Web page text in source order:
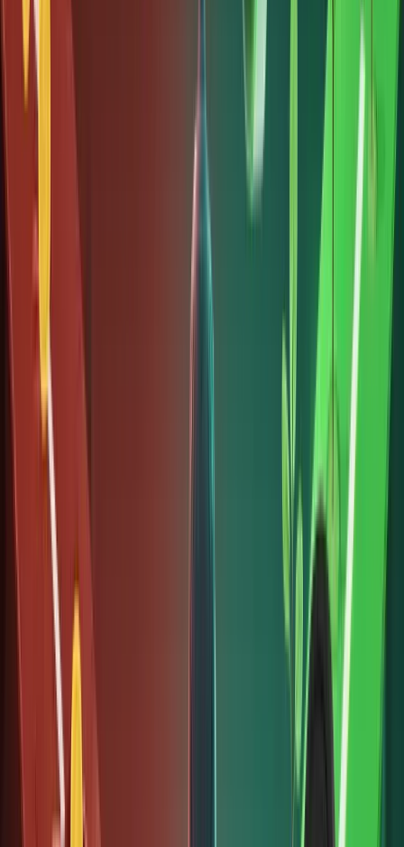
phủ. Câu
trả lời
ngắn
gọn cho
thắc mắc
của bạn:
có, ngày